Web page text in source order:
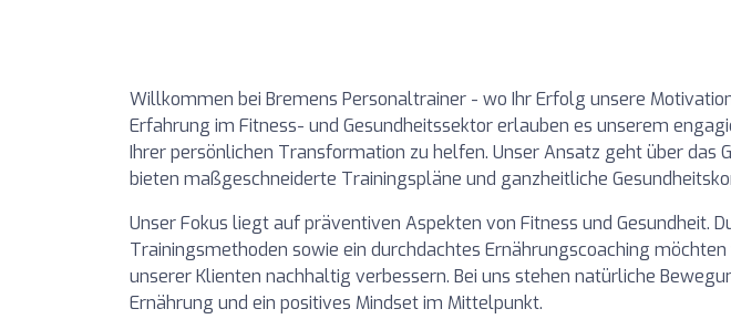
Willkommen bei Bremens Personaltrainer - wo Ihr Erfolg unsere Motivation
Erfahrung im Fitness- und Gesundheitssektor erlauben es unserem
Ihrer persönlichen Transformation zu helfen. Unser Ansatz geht über das
bieten maßgeschneiderte Trainingspläne und ganzheitliche
Unser Fokus liegt auf präventiven Aspekten von Fitness und Gesundheit.
Trainingsmethoden sowie ein durchdachtes Ernährungscoaching
unserer Klienten nachhaltig verbessern. Bei uns stehen natürliche
Ernährung und ein positives Mindset im Mittelpunkt.